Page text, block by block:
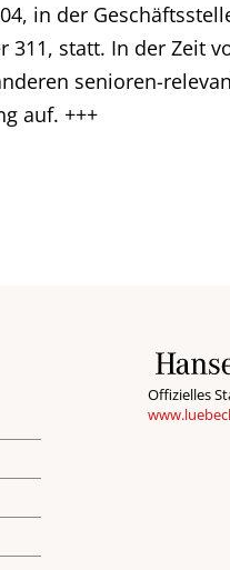
in der
311, statt. In der Zeit
senioren-
auf. +++
Offizielles